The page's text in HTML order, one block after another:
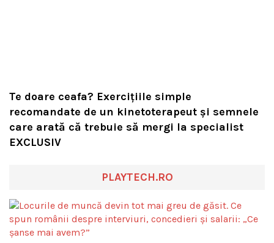
Te doare ceafa? Exercițiile simple
recomandate de un kinetoterapeut și semnele
care arată că trebuie să mergi la specialist
EXCLUSIV
PLAYTECH.RO